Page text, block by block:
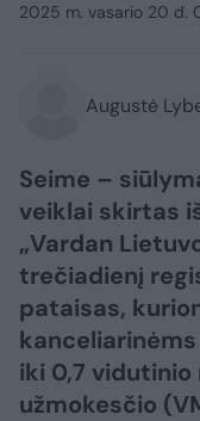
2025 m. vasario 20 d.
Augustė
Seime –
veiklai skirtas
„Vardan
trečiadienį
pataisas,
iki 0,7
užmokesčio